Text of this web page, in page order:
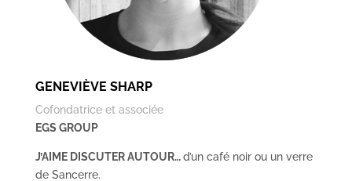
GENEVIÈVE SHARP
Cofondatrice et associée
EGS GROUP
J’AIME DISCUTER AUTOUR…d’un café noir ou un verre
de Sancerre.